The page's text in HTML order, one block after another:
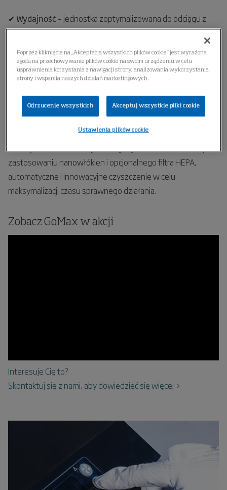
✔ Wydajność – jednostka zoptymalizowana do odciągu z
uchwytu, pasuje do wszystkich palników spawalniczych i
zapewnia wydajne odprowadzanie dymów bezpośrednio u
źródła.
✔ Inteligencja– bezproblemowa integracja zarówno w
przypadku spawania zrobotyzowanego, jak i cobotem,
zapewniająca stały przepływ powietrza w procesach
spawania automatycznego i ręcznego.
✔ Bezpieczeństwo– wysoka wydajność filtrowania dzięki
zastosowaniu nanowłókien i opcjonalnego filtra HEPA,
automatyczne i innowacyjne czyszczenie w celu
maksymalizacji czasu sprawnego działania.
Zobacz GoMax w akcji
Interesuje Cię to?
Skontaktuj się z nami, aby dowiedzieć się więcej >
Poprzez kliknięcie na „Akceptacja wszystkich plików cookie” jest wyrażona
zgoda na przechowywanie plików cookie na swoim urządzeniu w celu
usprawnienia korzystania z nawigacji strony, analizowania wykorzystania
strony i wsparcia naszych działań marketingowych.
Odrzucenie wszystkich Akceptuj wszystkie pliki cookie
Ustawienia plików cookie